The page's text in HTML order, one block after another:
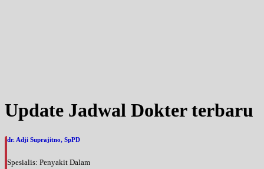
Update Jadwal Dokter terbaru
dr. Adji Suprajitno, SpPD
Spesialis: Penyakit Dalam